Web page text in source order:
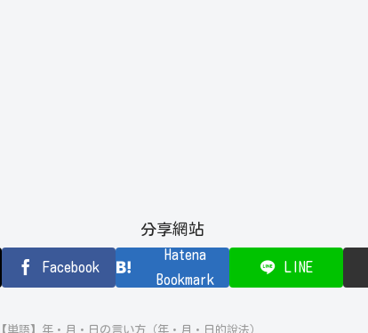
分享網站
Facebook
Hatena
Bookmark
LINE
【単語】年・月・日の言い方（年・月・日的說法）